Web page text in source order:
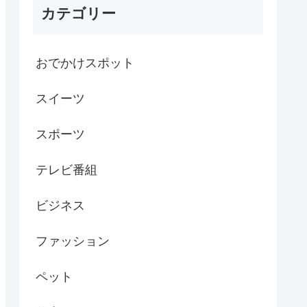
カテゴリー
おでかけスポット
スイーツ
スポーツ
テレビ番組
ビジネス
ファッション
ペット